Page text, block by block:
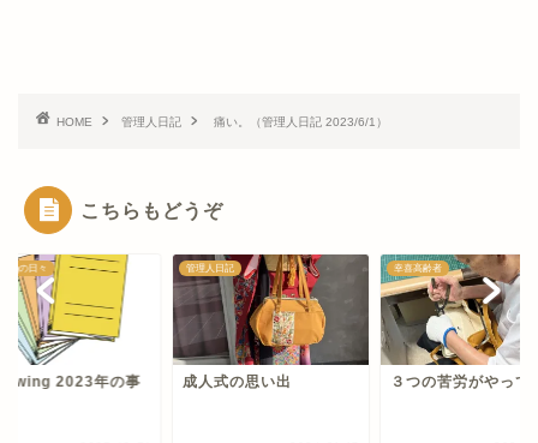
HOME 管理人日記 痛い。（管理人日記 2023/6/1）
こちらもどうぞ
日記
式の思い出
幸喜高齢者
３つの苦労がやってくる
G3sewingの日々
G3sewing 2023年